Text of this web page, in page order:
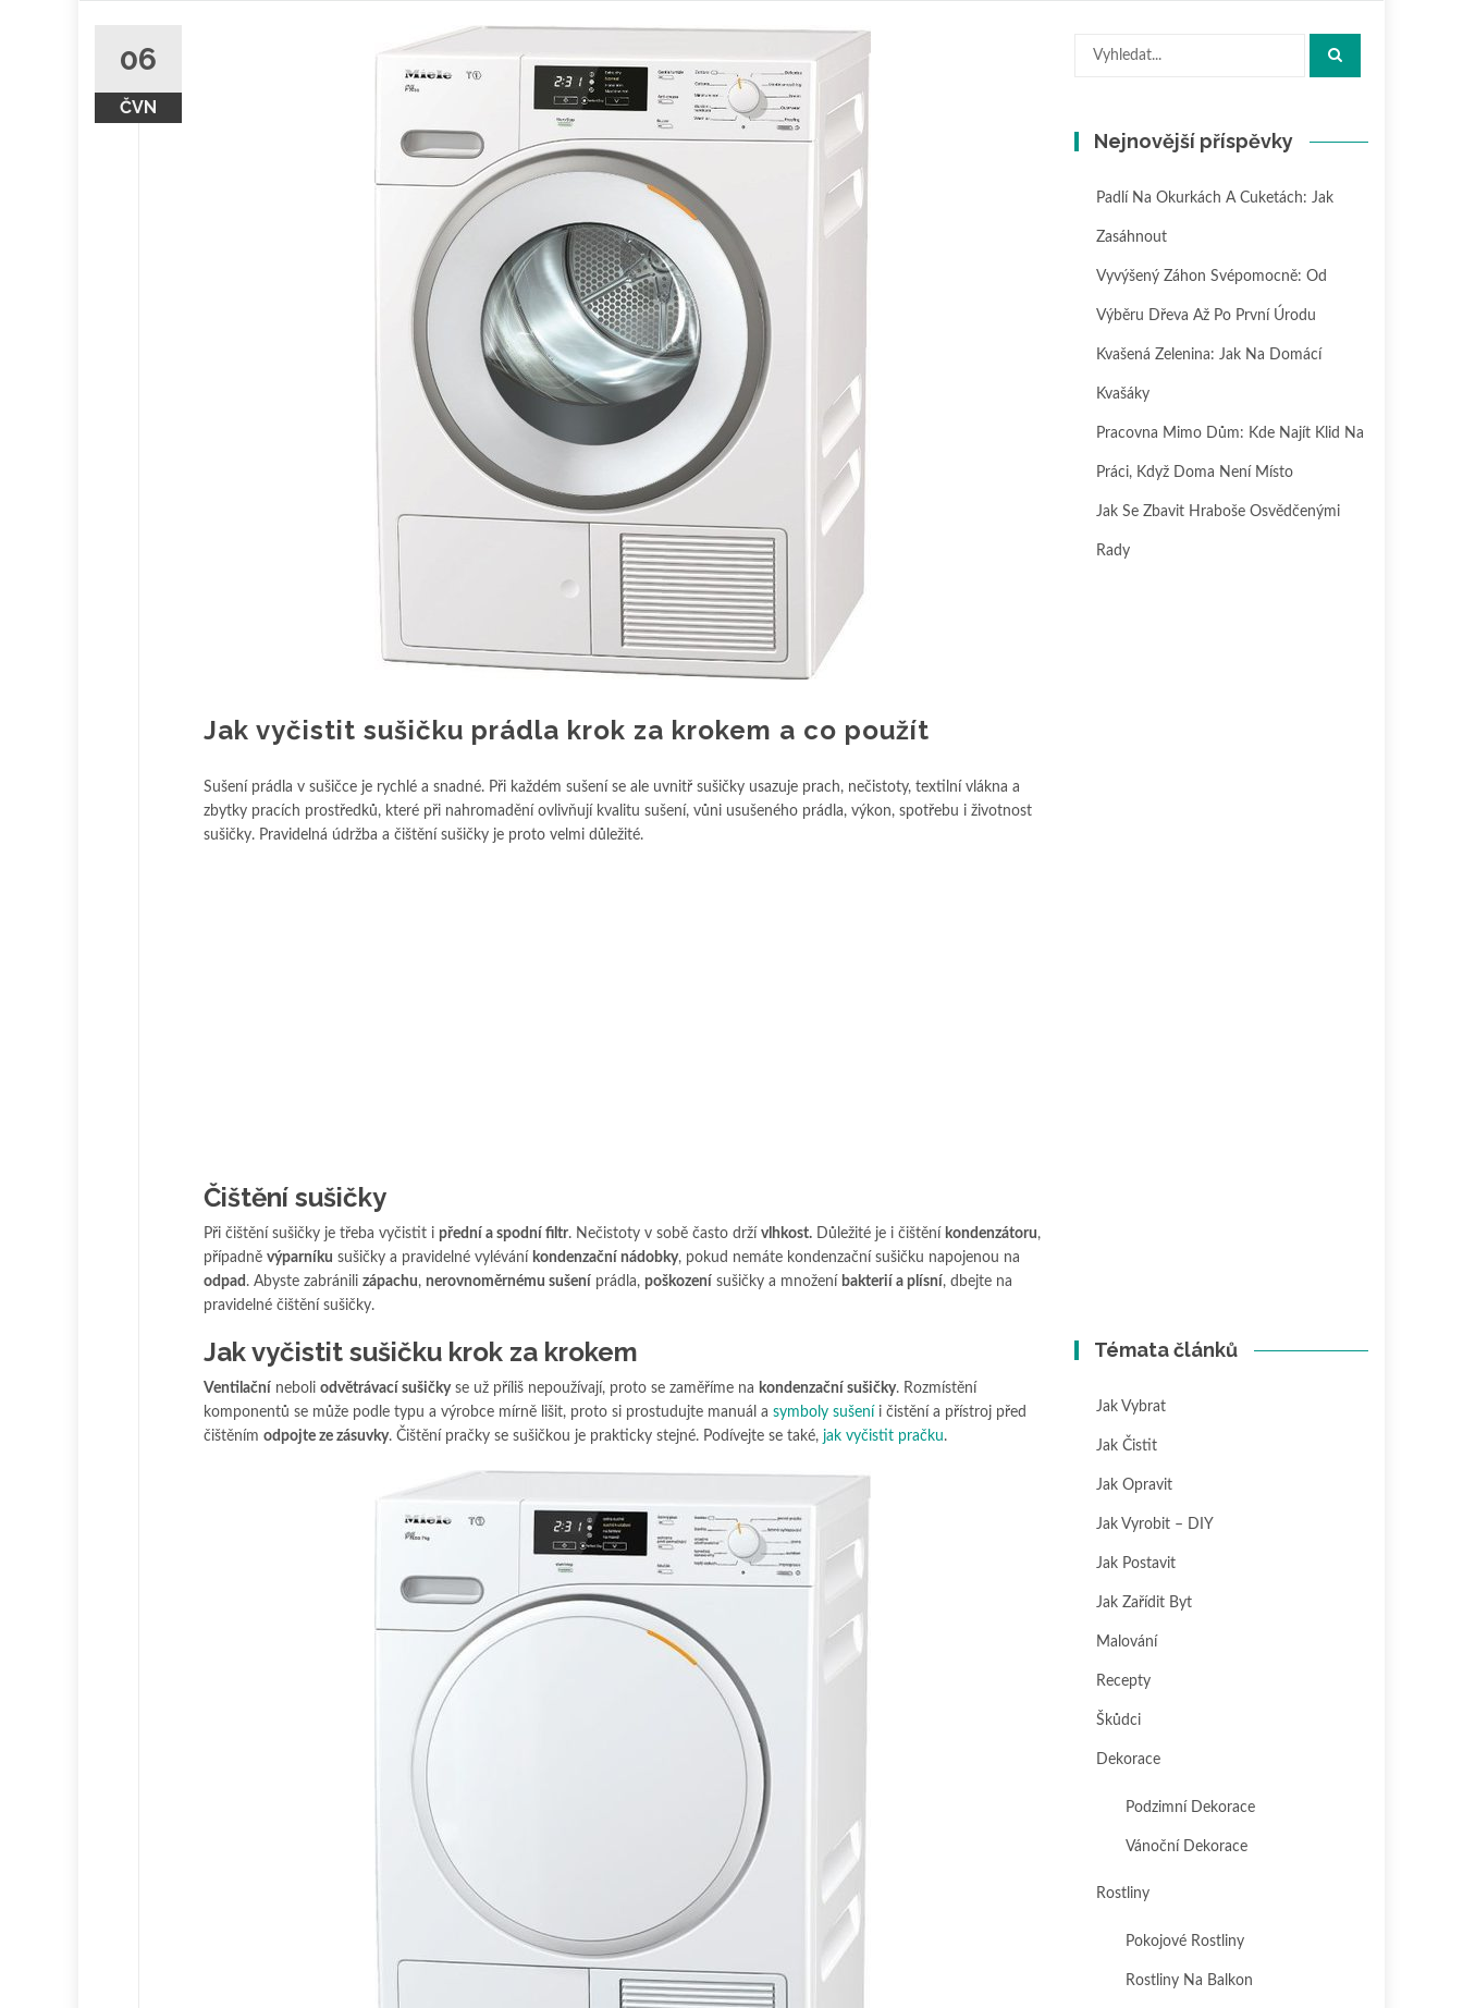
06
ČVN
Jak vyčistit sušičku prádla krok za krokem a co použít
Sušení prádla v sušičce je rychlé a snadné. Při každém sušení se ale uvnitř sušičky usazuje prach, nečistoty, textilní vlákna a
zbytky pracích prostředků, které při nahromadění ovlivňují kvalitu sušení, vůni usušeného prádla, výkon, spotřebu i životnost
sušičky. Pravidelná údržba a čištění sušičky je proto velmi důležité.
Čištění sušičky
Při čištění sušičky je třeba vyčistit i přední a spodní filtr. Nečistoty v sobě často drží vlhkost. Důležité je i čištění kondenzátoru,
případně výparníku sušičky a pravidelné vylévání kondenzační nádobky, pokud nemáte kondenzační sušičku napojenou na
odpad . Abyste zabránili zápachu, nerovnoměrnému sušení prádla, poškození sušičky a množení bakterií a plísní, dbejte na
pravidelné čištění sušičky.
Jak vyčistit sušičku krok za krokem
Ventilační neboli odvětrávací sušičkyse už příliš nepoužívají, proto se zaměříme na kondenzační sušičky. Rozmístění
komponentů se může podle typu a výrobce mírně lišit, proto si prostudujte manuál a symboly sušení i čistění a přístroj před
čištěním odpojte ze zásuvky. Čištění pračky se sušičkou je prakticky stejné. Podívejte se také, jak vyčistit pračku.
Hledat:
Nejnovější příspěvky
Padlí Na Okurkách A Cuketách: Jak
Zasáhnout
Vyvýšený Záhon Svépomocně: Od
Výběru Dřeva Až Po První Úrodu
Kvašená Zelenina: Jak Na Domácí
Kvašáky
Pracovna Mimo Dům: Kde Najít Klid Na
Práci, Když Doma Není Místo
Jak Se Zbavit Hraboše Osvědčenými
Rady
Témata článků
Jak Vybrat
Jak Čistit
Jak Opravit
Jak Vyrobit – DIY
Jak Postavit
Jak Zařídit Byt
Malování
Recepty
Škůdci
Dekorace
Podzimní Dekorace
Vánoční Dekorace
Rostliny
Pokojové Rostliny
Rostliny Na Balkon